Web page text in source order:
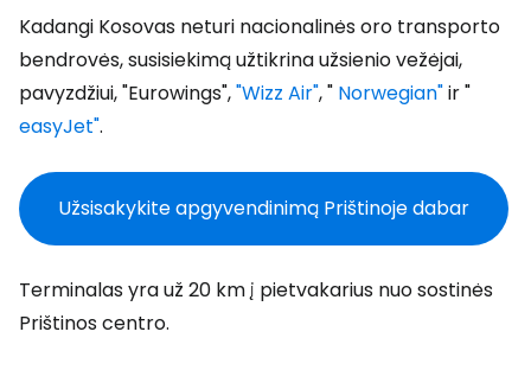
Kadangi Kosovas neturi nacionalinės oro transporto
bendrovės, susisiekimą užtikrina užsienio vežėjai,
pavyzdžiui, "Eurowings","Wizz Air", " Norwegian"ir "
easyJet".
Užsisakykite apgyvendinimą Prištinoje dabar
Terminalas yra už 20 km į pietvakarius nuo sostinės
Prištinos centro.